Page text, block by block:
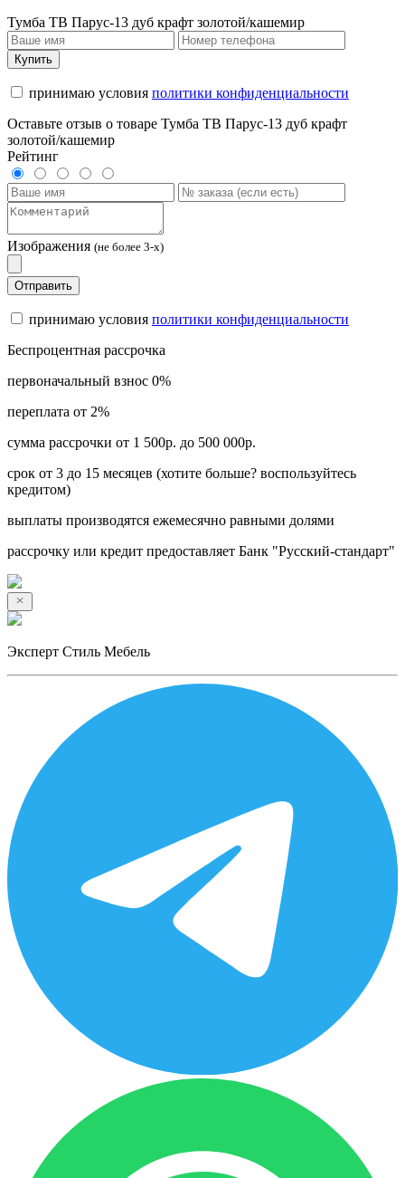
Тумба ТВ Парус-13 дуб крафт золотой/кашемир
Купить
принимаю условия политики конфиденциальности
Оставьте отзыв о товаре Тумба ТВ Парус-13 дуб крафт
золотой/кашемир
Рейтинг
Изображения (не более 3-х)
Отправить
принимаю условия политики конфиденциальности
Беспроцентная рассрочка
первоначальный взнос 0%
переплата от 2%
сумма рассрочки от 1 500р. до 500 000р.
срок от 3 до 15 месяцев (хотите больше? воспользуйтесь
кредитом)
выплаты производятся ежемесячно равными долями
рассрочку или кредит предоставляет Банк "Русский-стандарт"
Эксперт Стиль Мебель